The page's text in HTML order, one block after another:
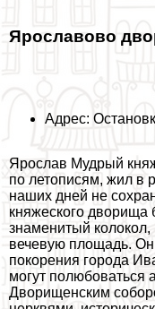
Ярославово
Адрес:
Ярослав Мудрый
по летописям, жил в
наших дней не
княжеского
знаменитый
вечевую площадь. Он
покорения города
могут полюбоваться
Дворищенским